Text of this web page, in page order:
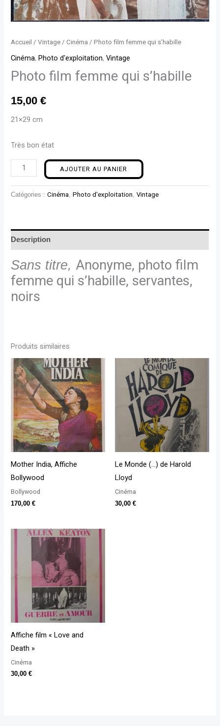
Accueil /Vintage /Cinéma / Photo film femme qui s’habille
Cinéma,Photo d'exploitation,Vintage
Photo film femme qui s’habille
15,00€
21×29 cm
Très bon état
AJOUTER AU PANIER
Catégories :Cinéma,Photo d'exploitation,Vintage
Description
Sans titre, Anonyme, photo film
femme qui s’habille, servantes,
noirs
Produits similaires
Mother India, Affiche
Bollywood
Bollywood
170,00€
Le Monde (…) de Harold
Lloyd
Cinéma
30,00 €
Affiche film « Love and
Death »
Cinéma
30,00€